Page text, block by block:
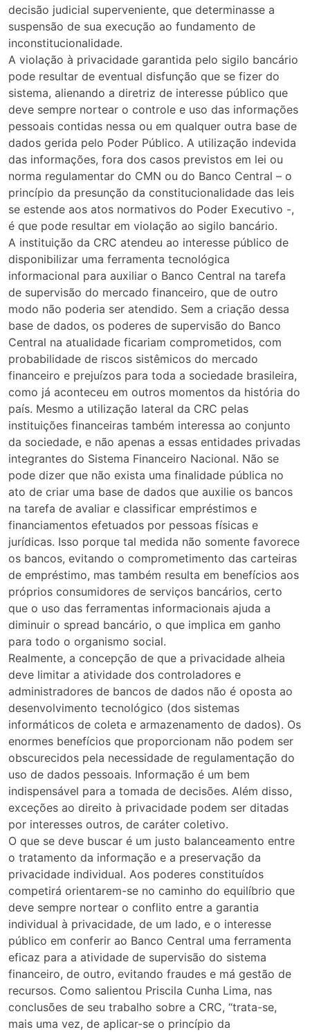
decisão judicial superveniente, que determinasse a
suspensão de sua execução ao fundamento de
inconstitucionalidade.
A violação à privacidade garantida pelo sigilo bancário
pode resultar de eventual disfunção que se fizer do
sistema, alienando a diretriz de interesse público que
deve sempre nortear o controle e uso das informações
pessoais contidas nessa ou em qualquer outra base de
dados gerida pelo Poder Público. A utilização indevida
das informações, fora dos casos previstos em lei ou
norma regulamentar do CMN ou do Banco Central – o
princípio da presunção da constitucionalidade das leis
se estende aos atos normativos do Poder Executivo -,
é que pode resultar em violação ao sigilo bancário.
A instituição da CRC atendeu ao interesse público de
disponibilizar uma ferramenta tecnológica
informacional para auxiliar o Banco Central na tarefa
de supervisão do mercado financeiro, que de outro
modo não poderia ser atendido. Sem a criação dessa
base de dados, os poderes de supervisão do Banco
Central na atualidade ficariam comprometidos, com
probabilidade de riscos sistêmicos do mercado
financeiro e prejuízos para toda a sociedade brasileira,
como já aconteceu em outros momentos da história do
país. Mesmo a utilização lateral da CRC pelas
instituições financeiras também interessa ao conjunto
da sociedade, e não apenas a essas entidades privadas
integrantes do Sistema Financeiro Nacional. Não se
pode dizer que não exista uma finalidade pública no
ato de criar uma base de dados que auxilie os bancos
na tarefa de avaliar e classificar empréstimos e
financiamentos efetuados por pessoas físicas e
jurídicas. Isso porque tal medida não somente favorece
os bancos, evitando o comprometimento das carteiras
de empréstimo, mas também resulta em benefícios aos
próprios consumidores de serviços bancários, certo
que o uso das ferramentas informacionais ajuda a
diminuir o spread bancário, o que implica em ganho
para todo o organismo social.
Realmente, a concepção de que a privacidade alheia
deve limitar a atividade dos controladores e
administradores de bancos de dados não é oposta ao
desenvolvimento tecnológico (dos sistemas
informáticos de coleta e armazenamento de dados). Os
enormes benefícios que proporcionam não podem ser
obscurecidos pela necessidade de regulamentação do
uso de dados pessoais. Informação é um bem
indispensável para a tomada de decisões. Além disso,
exceções ao direito à privacidade podem ser ditadas
por interesses outros, de caráter coletivo.
O que se deve buscar é um justo balanceamento entre
o tratamento da informação e a preservação da
privacidade individual. Aos poderes constituídos
competirá orientarem-se no caminho do equilíbrio que
deve sempre nortear o conflito entre a garantia
individual à privacidade, de um lado, e o interesse
público em conferir ao Banco Central uma ferramenta
eficaz para a atividade de supervisão do sistema
financeiro, de outro, evitando fraudes e má gestão de
recursos. Como salientou Priscila Cunha Lima, nas
conclusões de seu trabalho sobre a CRC, “trata-se,
mais uma vez, de aplicar-se o princípio da